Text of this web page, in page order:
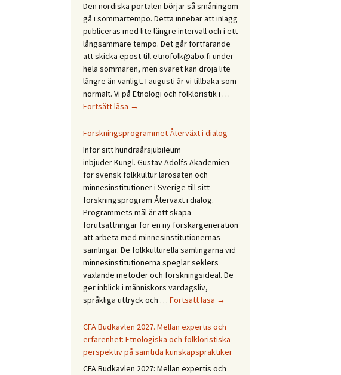
päivät/
Etnologidagarna
/
Ethnology
Days
2027
Den nordiska portalen börjar så småningom
gå i sommartempo. Detta innebär att inlägg
publiceras med lite längre intervall och i ett
långsammare tempo. Det går fortfarande
att skicka epost till etnofolk@abo.fi under
hela sommaren, men svaret kan dröja lite
längre än vanligt. I augusti är vi tillbaka som
normalt. Vi på Etnologi och folkloristik i …
Fortsätt läsa Glad
God
Gleðilegt
sumar!
Hyvää
kesää!
Happy
summer!
→
Forskningsprogrammet Återväxt i dialog
Inför sitt hundraårsjubileum
inbjuder Kungl. Gustav Adolfs Akademien
för svensk folkkultur lärosäten och
minnesinstitutioner i Sverige till sitt
forskningsprogram Återväxt i dialog.
Programmets mål är att skapa
förutsättningar för en ny forskargeneration
att arbeta med minnesinstitutionernas
samlingar. De folkkulturella samlingarna vid
minnesinstitutionerna speglar seklers
växlande metoder och forskningsideal. De
ger inblick i människors vardagsliv,
språkliga uttryck och … Fortsätt läsa Forskningsprogrammet
i
dialog
→
CFA Budkavlen 2027. Mellan expertis och
erfarenhet: Etnologiska och folkloristiska
perspektiv på samtida kunskapspraktiker
CFA Budkavlen 2027: Mellan expertis och